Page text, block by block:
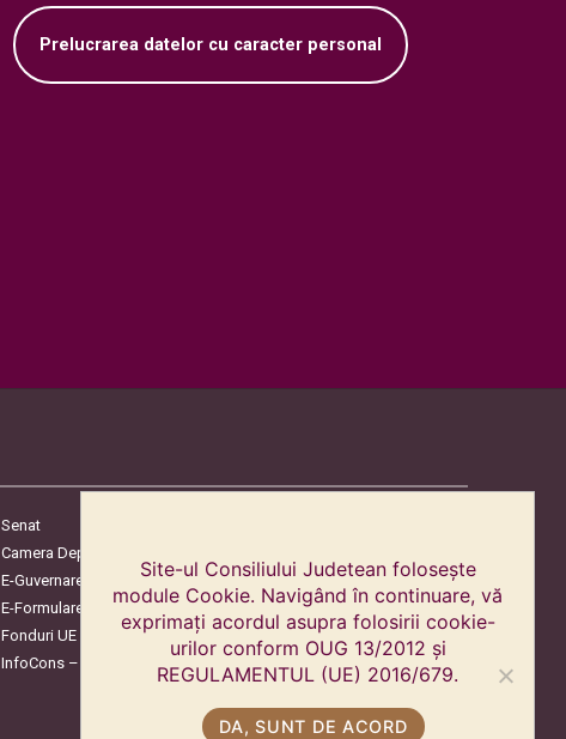
Prelucrarea datelor cu caracter personal
Senat
Camera Deputaților
E-Guvernare
E-Formulare
Fonduri UE
InfoCons – Protecția Consumatorilor
Site-ul Consiliului Judetean folosește
module Cookie. Navigând în continuare, vă
exprimați acordul asupra folosirii cookie-
urilor conform OUG 13/2012 și
REGULAMENTUL (UE) 2016/679.
DA, SUNT DE ACORD